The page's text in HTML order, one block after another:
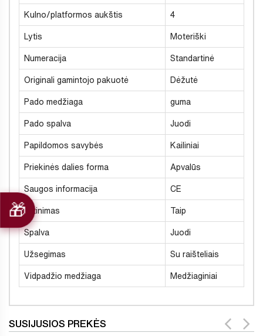
Kulno/platformos aukštis 4
Lytis Moteriški
Numeracija Standartinė
Originali gamintojo pakuotė Dėžutė
Pado medžiaga guma
Pado spalva Juodi
Papildomos savybės Kailiniai
Priekinės dalies forma Apvalūs
Saugos informacija CE
Šiltinimas Taip
Spalva Juodi
Užsegimas Su raišteliais
Vidpadžio medžiaga Medžiaginiai
SUSIJUSIOS PREKĖS